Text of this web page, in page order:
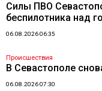
Силы ПВО
беспилотника над
06.08.2026 06:35
Происшествия
В Севастополе
06.08.2026 07:30